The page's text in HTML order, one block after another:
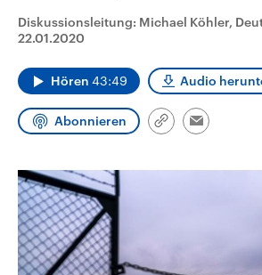
Wahl.
Audio-Archiv
Diskussionsleitung: Michael Köhler,
22.01.2020
Hören 43:49 Audio
Abonnieren
Link
Email